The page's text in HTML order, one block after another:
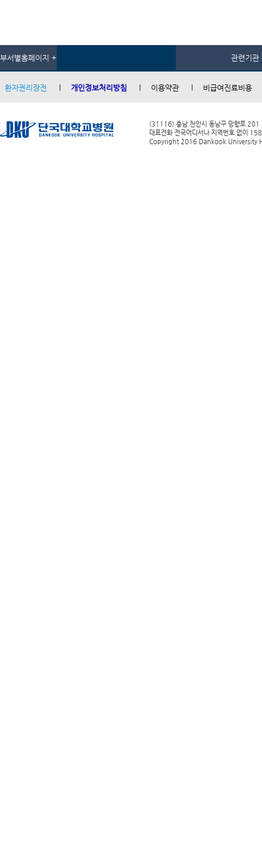
부서별홈페이지 + 관련기관
환자권리장전 개인정보처리방침 이용약관 비급여진료비용
(31116) 충남 천안시 동남구 망향로 201
대표전화 전국어디서나 지역번호 없이
Copyright 2016 Dankook University